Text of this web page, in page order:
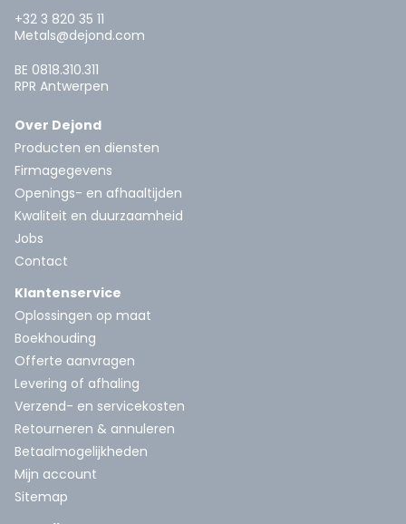
+32 3 820 35 11
Metals@dejond.com
BE 0818.310.311
RPR Antwerpen
Over Dejond
Producten en diensten
Firmagegevens
Openings- en afhaaltijden
Kwaliteit en duurzaamheid
Jobs
Contact
Klantenservice
Oplossingen op maat
Boekhouding
Offerte aanvragen
Levering of afhaling
Verzend- en servicekosten
Retourneren & annuleren
Betaalmogelijkheden
Mijn account
Sitemap